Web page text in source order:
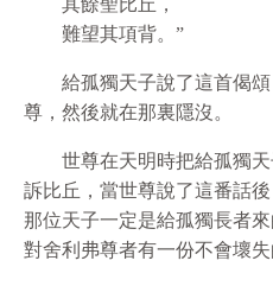
其餘聖比丘，
難望其項背。”
給孤獨天子說了這首偈頌
尊，然後就在那裏隱沒。
世尊在天明時把給孤獨天
訴比丘，當世尊說了這番話
那位天子一定是給孤獨長者
對舍利弗尊者有一份不會壞